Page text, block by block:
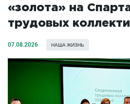
«золота» на
трудовых
07.08.2026 НАША ЖИЗНЬ